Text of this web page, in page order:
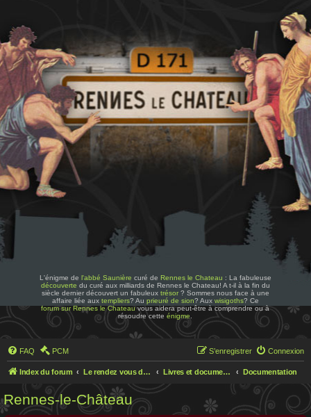
L'énigme de l'abbé Saunière curé de Rennes le Chateau : La fabuleuse
découverte du curé aux milliards de Rennes le Chateau! A t-il à la fin du
siècle dernier découvert un fabuleux trésor? Sommes nous face à une
affaire liée aux templiers? Au prieuré de sion? Aux wisigoths? Ce
forum sur Rennes le Chateauvous aidera peut-être à comprendre ou à
résoudre cetteénigme
FAQ PCM Connexion
S’enregistrer
Index du forum Le rendez vous des chercheurs Livres et documentations sur Rennes le Chateau Documentation
Rennes-le-Château